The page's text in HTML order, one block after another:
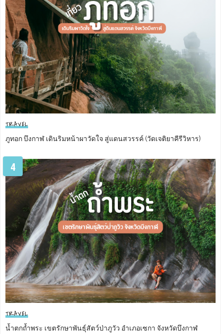
TRAVEL
ภูทอก บึงกาฬ เดินริมหน้าผาวัดใจ สู่แดนสวรรค์ (วัดเจติยาคีรีวิหาร)
4
TRAVEL
น้ำตกถ้ำพระ เขตรักษาพันธุ์สัตว์ป่าภูวัว อำเภอเซกา จังหวัดบึงกาฬ